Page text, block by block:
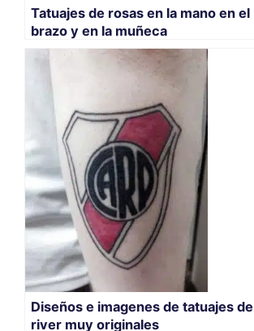
Tatuajes de rosas en la mano en el
brazo y en la muñeca
Diseños e imagenes de tatuajes de
river muy originales